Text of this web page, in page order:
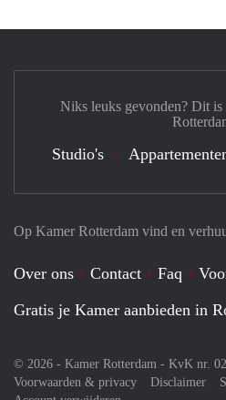
Op Kamer Rotterdam vind en
Over ons Contact Faq
Gratis je Kamer aanbieden in
© 2026 - Kamer Rotterdam - KvK nr.
Voorwaarden & privacy
Disclaimer
Niks leuks gevonden? Dit is
Studio's